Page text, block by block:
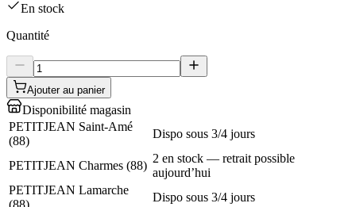
En stock
Quantité
Ajouter au panier
Disponibilité magasin
PETITJEAN Saint-Amé
(88)
Dispo sous 3/4 jours
PETITJEAN Charmes (88)
2 en stock — retrait possible
aujourd’hui
PETITJEAN Lamarche
(88)
Dispo sous 3/4 jours